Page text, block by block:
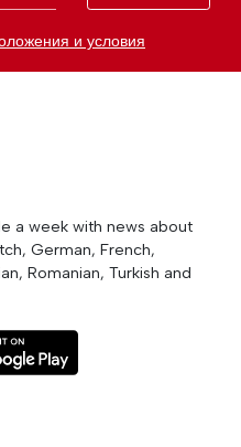
и условия
a week with news about
German, French,
Romanian, Turkish and